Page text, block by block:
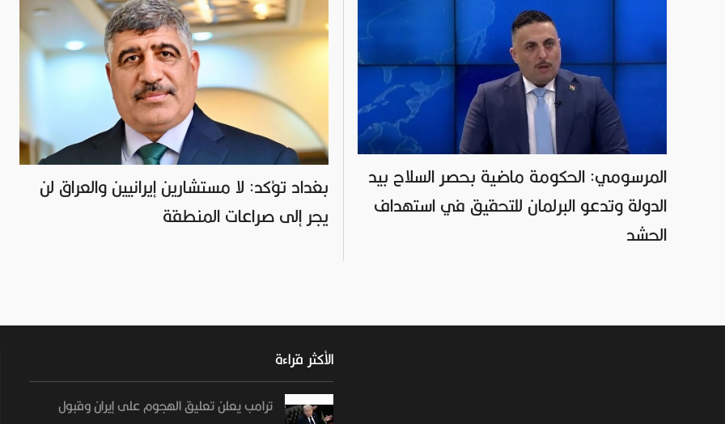
بغداد تؤكد: لا مستشارين إيرانيين والعراق لن
يجر إلى صراعات المنطقة
المرسومي: الحكومة ماضية بحصر السلاح بيد
الدولة وتدعو البرلمان للتحقيق في استهداف
الحشد
الأكثر قراءة
ترامب يعلن تعليق الهجوم على إيران وقبول